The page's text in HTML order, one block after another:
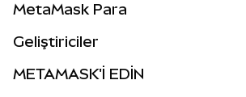
Perps
RWA'lar
MetaMask Para
Geliştiriciler
METAMASK'İ EDİN